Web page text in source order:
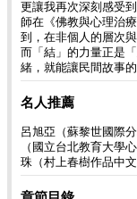
更讓我再次深刻感受
師在《佛教與心理治
到，在非個人的層次
而「結」的力量正是
緒，就能讓民間故事
名人推薦
呂旭亞（蘇黎世國際
（國立台北教育大學
珠（村上春樹作品中文